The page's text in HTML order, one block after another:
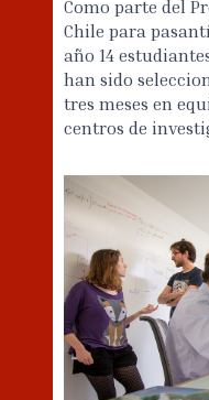
Como parte del
Chile para
año 14
han sido
tres meses en
centros de